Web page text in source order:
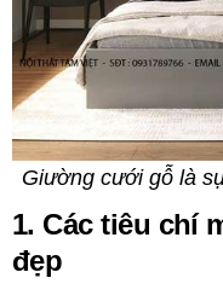
Giường cưới gỗ là
1. Các tiêu chí
đẹp